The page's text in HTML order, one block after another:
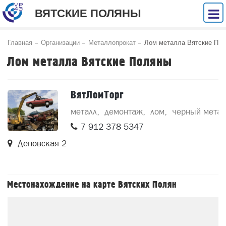
ВЯТСКИЕ ПОЛЯНЫ
Главная Организации Металлопрокат
Лом металла Вятские П
Лом металла Вятские Поляны
ВятЛомТорг
металл демонтаж лом
черный
7 912 378 5347
Деповская 2
Местонахождение на карте Вятских Полян